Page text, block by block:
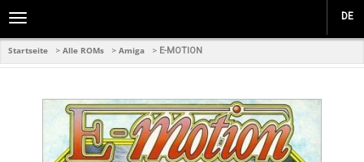
Toggle
navigation
DE
Startseite > Alle ROMs > Amiga > E-MOTION